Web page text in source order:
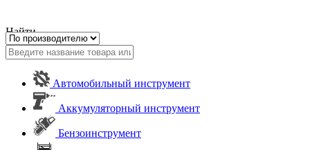
Найти
Автомобильный инструмент
Аккумуляторный инструмент
Бензоинструмент